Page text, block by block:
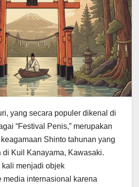
yang secara populer dikenal di
“Festival Penis,” merupakan
Shinto tahunan yang
di Kuil Kanayama, Kawasaki.
kali menjadi objek
media internasional karena